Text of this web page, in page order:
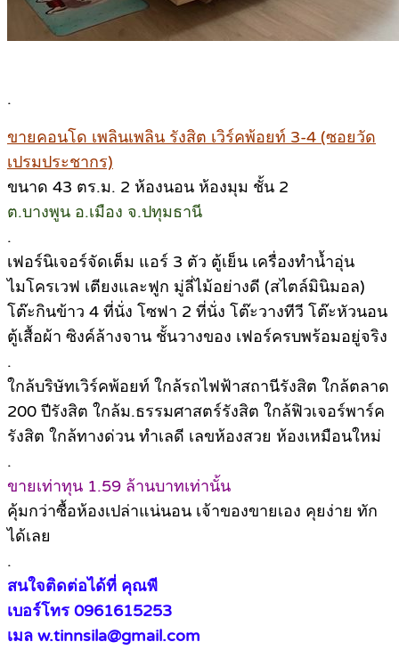
.
ขายคอนโด เพลินเพลิน รังสิต เวิร์คพ้อยท์ 3-4 (ซอยวัด
เปรมประชากร)
ขนาด 43 ตร.ม. 2 ห้องนอน ห้องมุม ชั้น 2
ต.บางพูน อ.เมือง จ.ปทุมธานี
.
เฟอร์นิเจอร์จัดเต็ม แอร์ 3 ตัว ตู้เย็น เครื่องทำน้ำอุ่น
ไมโครเวฟ เตียงและฟูก มู่ลี่ไม้อย่างดี (สไตล์มินิมอล)
โต๊ะกินข้าว 4 ที่นั่ง โซฟา 2 ที่นั่ง โต๊ะวางทีวี โต๊ะหัวนอน
ตู้เสื้อผ้า ซิงค์ล้างจาน ชั้นวางของ เฟอร์ครบพร้อมอยู่จริง
.
ใกล้บริษัทเวิร์คพ้อยท์ ใกล้รถไฟฟ้าสถานีรังสิต ใกล้ตลาด
200 ปีรังสิต ใกล้ม.ธรรมศาสตร์รังสิต ใกล้ฟิวเจอร์พาร์ค
รังสิต ใกล้ทางด่วน ทำเลดี เลขห้องสวย ห้องเหมือนใหม่
.
ขายเท่าทุน 1.59 ล้านบาทเท่านั้น
คุ้มกว่าซื้อห้องเปล่าแน่นอน เจ้าของขายเอง คุยง่าย ทัก
ได้เลย
.
สนใจติดต่อได้ที่ คุณพี
เบอร์โทร 0961615253
เมล w.tinnsila@gmail.com